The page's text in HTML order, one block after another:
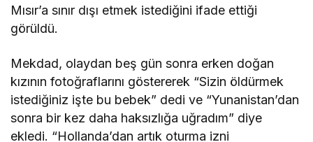
Mısır’a sınır dışı etmek istediğini ifade ettiği
görüldü.
Mekdad, olaydan beş gün sonra erken doğan
kızının fotoğraflarını göstererek “Sizin öldürmek
istediğiniz işte bu bebek” dedi ve “Yunanistan’dan
sonra bir kez daha haksızlığa uğradım” diye
ekledi. “Hollanda’dan artık oturma izni